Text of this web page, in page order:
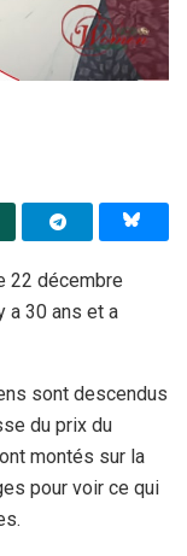
22 décembre
a 30 ans et a
sont descendus
du prix du
montés sur la
pour voir ce qui